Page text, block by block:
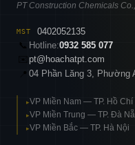
PT Construction Chemicals
MST
0402052135
📞 Hotline:0932 585 077
pt@hoachatpt.com
04 Phần Lăng 3, Phường
▸VP Miền Nam — TP. Hồ Chí
▸VP Miền Trung — TP. Đà
▸VP Miền Bắc — TP. Hà Nội